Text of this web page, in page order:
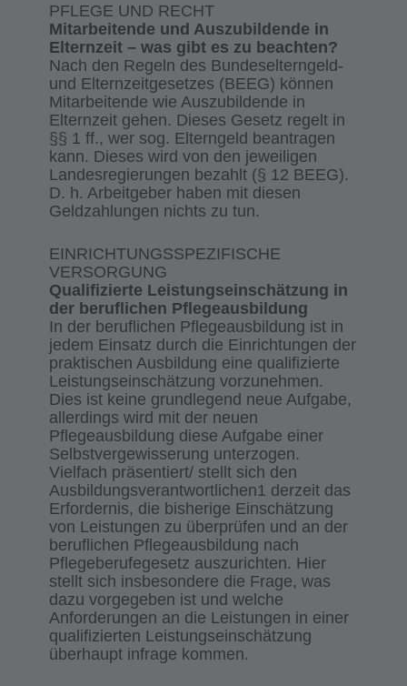
PFLEGE UND RECHT
Mitarbeitende und Auszubildende in
Elternzeit – was gibt es zu beachten?
Nach den Regeln des Bundeselterngeld-
und Elternzeitgesetzes (BEEG) können
Mitarbeitende wie Auszubildende in
Elternzeit gehen. Dieses Gesetz regelt in
§§ 1 ff., wer sog. Elterngeld beantragen
kann. Dieses wird von den jeweiligen
Landesregierungen bezahlt (§ 12 BEEG).
D. h. Arbeitgeber haben mit diesen
Geldzahlungen nichts zu tun.
EINRICHTUNGSSPEZIFISCHE
VERSORGUNG
Qualifizierte Leistungseinschätzung in
der beruflichen Pflegeausbildung
In der beruflichen Pflegeausbildung ist in
jedem Einsatz durch die Einrichtungen der
praktischen Ausbildung eine qualifizierte
Leistungseinschätzung vorzunehmen.
Dies ist keine grundlegend neue Aufgabe,
allerdings wird mit der neuen
Pflegeausbildung diese Aufgabe einer
Selbstvergewisserung unterzogen.
Vielfach präsentiert/ stellt sich den
Ausbildungsverantwortlichen1 derzeit das
Erfordernis, die bisherige Einschätzung
von Leistungen zu überprüfen und an der
beruflichen Pflegeausbildung nach
Pflegeberufegesetz auszurichten. Hier
stellt sich insbesondere die Frage, was
dazu vorgegeben ist und welche
Anforderungen an die Leistungen in einer
qualifizierten Leistungseinschätzung
überhaupt infrage kommen.